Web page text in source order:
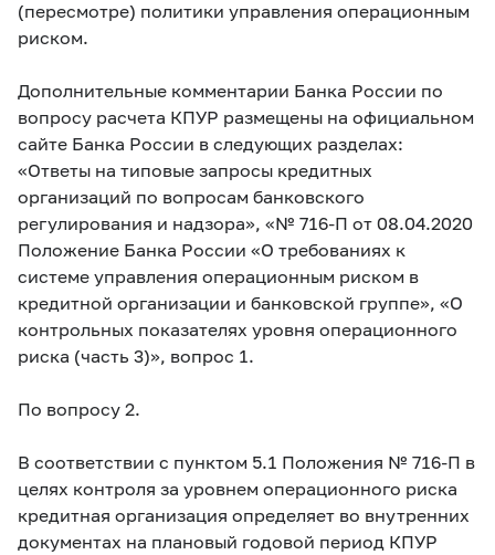
(пересмотре) политики управления операционным
риском.
Дополнительные комментарии Банка России по
вопросу расчета КПУР размещены на официальном
сайте Банка России в следующих разделах:
«Ответы на типовые запросы кредитных
организаций по вопросам банковского
регулирования и надзора», «№ 716-П от 08.04.2020
Положение Банка России «О требованиях к
системе управления операционным риском в
кредитной организации и банковской группе», «О
контрольных показателях уровня операционного
риска (часть 3)», вопрос 1.
По вопросу 2.
В соответствии с пунктом 5.1 Положения № 716-П в
целях контроля за уровнем операционного риска
кредитная организация определяет во внутренних
документах на плановый годовой период КПУР